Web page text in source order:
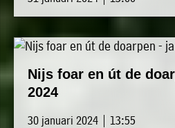
Nijs foar en út de
2024
30 januari 2024 | 13:55